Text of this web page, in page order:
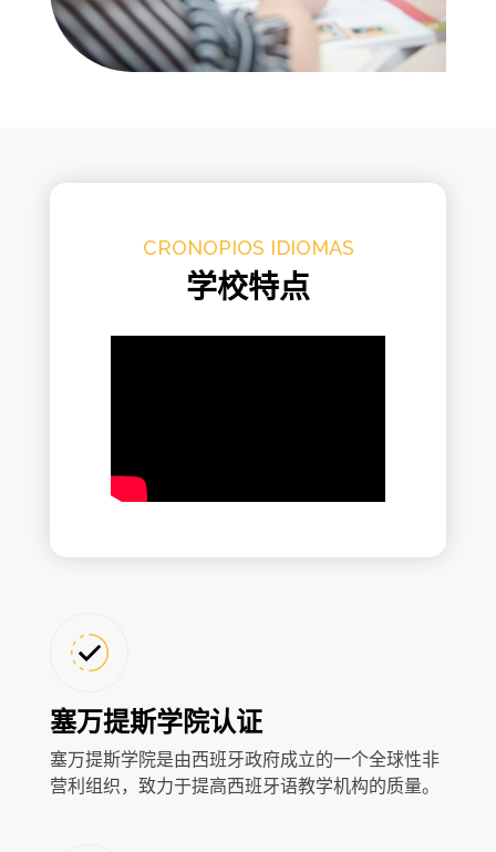
CRONOPIOS IDIOMAS
学校特点
塞万提斯学院认证
塞万提斯学院是由西班牙政府成立的一个全球性非
营利组织，致力于提高西班牙语教学机构的质量。